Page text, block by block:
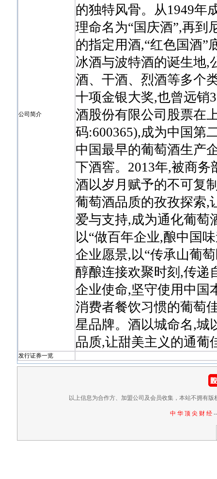
公司简介
的独特风骨。从1949年
理命名为“国庆酒”,再到
的指定用酒,“红色国酒”
冰酒与波特酒的诞生地,
酒、干酒、烈酒等多个
十项金银大奖,也曾远销
酒股份有限公司股票在
码:600365),成为中国第
中国最早的葡萄酒生产
下酒窖。2013年,被商务
酒以岁月赋予的不可复
葡萄酒品质的孜孜探索,
爱与支持,成为通化葡萄
以“做百年企业,酿中国
企业愿景,以“传承山葡
醇酿连接欢聚时刻,传递
企业使命,坚守使用中国
消费者餐饮习惯的葡萄
星品牌。酒以城命名,城
品质,让甜美主义的通葡
发行证券一览
以上信息为合作方、加盟公司及会员收集，本站不拥有
中 华 顶 尖 财 经